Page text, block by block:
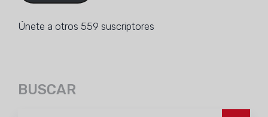
Únete a otros 559 suscriptores
BUSCAR